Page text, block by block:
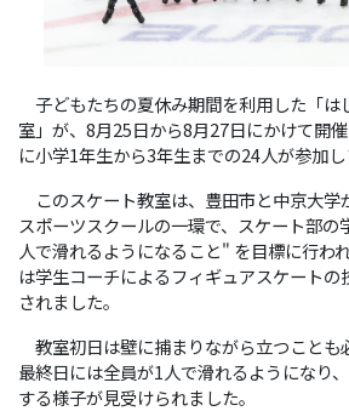
子どもたちの夏休み期間を利用した「は
室」が、8月25日から8月27日にかけて開
に小学1年生から3年生までの24人が参加し
このスケート教室は、豊田市と中京大学
スポーツスクールの一環で、スケート部の
人で滑れるようになること" を目標に行わ
は学生コーチによるフィギュアスケート
されました。
教室初日は壁に捕まりながら立つことも
最終日には全員が1人で滑れるようになり
する様子が見受けられました。